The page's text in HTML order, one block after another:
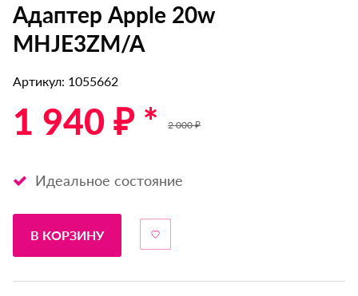
Адаптер Apple 20w
MHJE3ZM/A
Артикул: 1055662
1 940 ₽ * 2 000 ₽
Идеальное состояние
В КОРЗИНУ